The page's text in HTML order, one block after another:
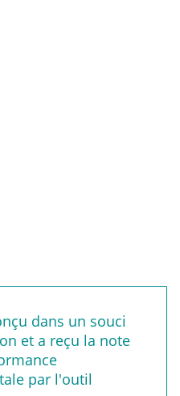
dans un souci
et a reçu la note
par l'outil